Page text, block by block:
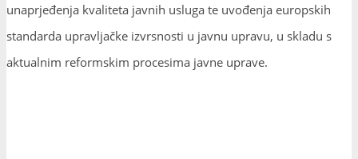
unaprjeđenja kvaliteta javnih usluga te uvođenja europskih
standarda upravljačke izvrsnosti u javnu upravu, u skladu s
aktualnim reformskim procesima javne uprave.